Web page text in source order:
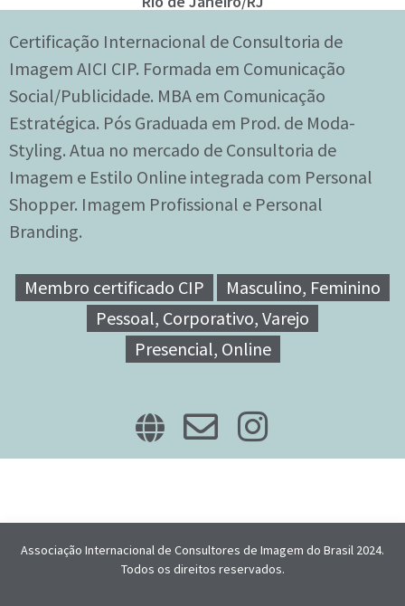
Certificação Internacional de Consultoria de
Imagem AICI CIP. Formada em Comunicação
Social/Publicidade. MBA em Comunicação
Estratégica. Pós Graduada em Prod. de Moda-
Styling. Atua no mercado de Consultoria de
Imagem e Estilo Online integrada com Personal
Shopper. Imagem Profissional e Personal
Branding.
Membro certificado CIP
Masculino, Feminino
Pessoal, Corporativo, Varejo
Presencial, Online
Associação Internacional de Consultores de Imagem do Brasil 2024.
Todos os direitos reservados.